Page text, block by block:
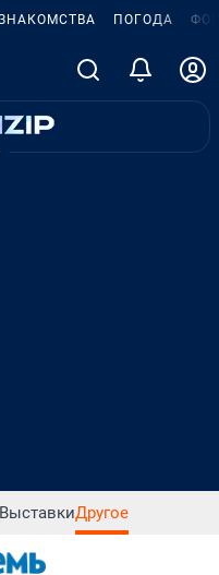
ПОГОДА
ВыставкиДругое